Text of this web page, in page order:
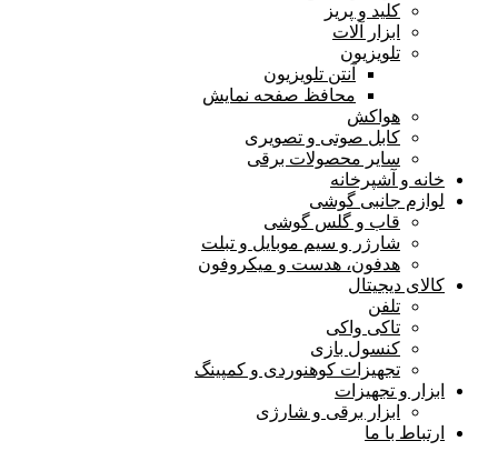
کلید و پریز
ابزار آلات
تلویزیون
آنتن تلویزیون
محافظ صفحه نمایش
هواکش
کابل صوتی و تصویری
سایر محصولات برقی
خانه و آشپرخانه
لوازم جانبی گوشی
قاب و گلس گوشی
شارژر و سیم موبایل و تبلت
هدفون، هدست و میکروفون
کالای دیجیتال
تلفن
تاکی واکی
کنسول بازی
تجهیزات کوهنوردی و کمپینگ
ابزار و تجهیزات
ابزار برقی و شارژی
ارتباط با ما